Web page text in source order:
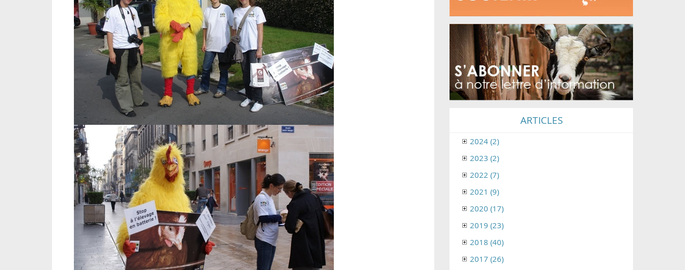
ARTICLES
2024 (2)
2023 (2)
2022 (7)
2021 (9)
2020 (17)
2019 (23)
2018 (40)
2017 (26)